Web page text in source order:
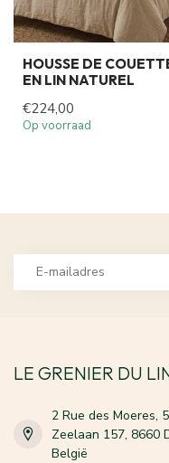
HOUSSE DE
EN LIN NATUREL
€224,00
Op voorraad
LE GRENIER DU
2 Rue des Moeres,
Zeelaan 157, 8660
België